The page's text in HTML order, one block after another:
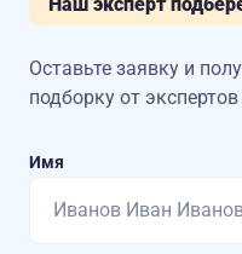
Оставьте заявку и
подборку от
Имя